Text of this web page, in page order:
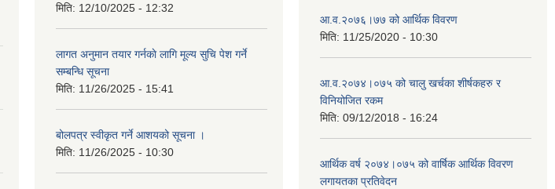
मिति: 12/10/2025 - 12:32
लागत अनुमान तयार गर्नकाे लागि मूल्य सुचि पेश गर्ने
सम्बन्धि सूचना
मिति: 11/26/2025 - 15:41
बोलपत्र स्वीकृत गर्ने आशयको सूचना ।
मिति: 11/26/2025 - 10:30
आ.व.२०७६।७७ को आर्थिक विवरण
मिति: 11/25/2020 - 10:30
आ.व.२०७४।०७५ को चालु खर्चका शीर्षकहरु र
विनियोजित रकम
मिति: 09/12/2018 - 16:24
आर्थिक वर्ष २०७४।०७५ को वार्षिक आर्थिक विवरण
लगायतका प्रतिवेदन